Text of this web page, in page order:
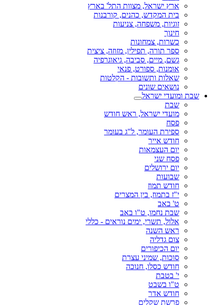
ארץ ישראל, מצוות התל' בארץ
בית המקדש, כהנים, קורבנות
זוגיות, משפחה, צניעות
חינוך
כשרות, צמחונות
ספר תורה, תפילין, מזוזה, ציצית
גשם, מיים, סביבה, גיאוגרפיה
אומנות, ספורט, פנאי
שאלות ותשובות - הקלטות
נושאים שונים
שבת ומועדי ישראל
שבת
מועדי ישראל, ראש חודש
פסח
ספירת העומר, ל"ג בעומר
חודש אייר
יום העצמאות
פסח שני
יום ירושלים
שבועות
חודש תמוז
י"ז בתמוז, בין המצרים
ט' באב
שבת נחמו, ט"ו באב
אלול, תשרי, ימים נוראים - כללי
ראש השנה
צום גדליה
יום הכיפורים
סוכות, שמיני עצרת
חודש כסלו, חנוכה
י' בטבת
ט"ו בשבט
חודש אדר
פרשת שקלים